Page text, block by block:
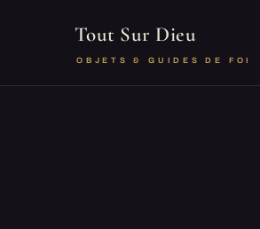
Tout Sur Dieu
OBJETS & GUIDES DE FOI